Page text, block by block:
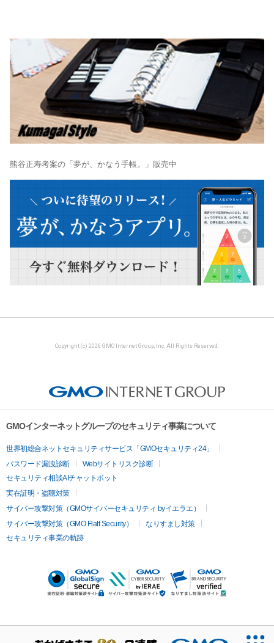
熊谷正寿考案の「夢が、かなう手帳。」販売中
Copyright (c) 2026 GMO Internet Group, Inc. All Rights Reserved.
GMOインターネットグループのセキュリティ事業について
世界初総合ネットセキュリティサービス「GMOセキュリティ24」
パスワード漏洩診断
Webサイトリスク診断
セキュリティ相談AIチャットボット
実在証明・盗聴対策
サイバー攻撃対策（GMOサイバーセキュリティ byイエラエ）
サイバー攻撃対策（GMO Flatt Security）
なりすまし対策
セキュリティ事業の軌跡